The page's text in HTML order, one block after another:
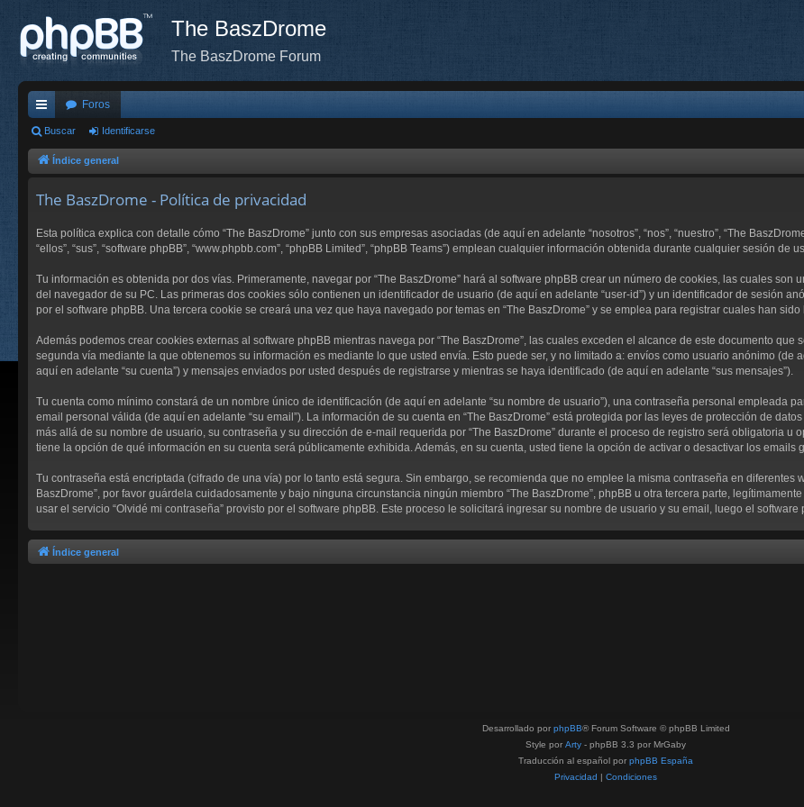
The BaszDrome
The BaszDrome Forum
nl
ac
pi
s
Foros
Buscar Identificarse
Índice general
The BaszDrome - Política de privacidad
Esta política explica con detalle cómo “The BaszDrome” junto con sus empresas asociadas (de aquí en adelante “nosotros”, “nos”, “nuestro”, “The
“ellos”, “sus”, “software phpBB”, “www.phpbb.com”, “phpBB Limited”, “phpBB Teams”) emplean cualquier información obtenida durante cualquier sesión de
Tu información es obtenida por dos vías. Primeramente, navegar por “The BaszDrome” hará al software phpBB crear un número de cookies, las cuales
del navegador de su PC. Las primeras dos cookies sólo contienen un identificador de usuario (de aquí en adelante “user-id”) y un identificador de sesión
por el software phpBB. Una tercera cookie se creará una vez que haya navegado por temas en “The BaszDrome” y se emplea para registrar cuales han
Además podemos crear cookies externas al software phpBB mientras navega por “The BaszDrome”, las cuales exceden el alcance de este documento
segunda vía mediante la que obtenemos su información es mediante lo que usted envía. Esto puede ser, y no limitado a: envíos como usuario anónimo (de
aquí en adelante “su cuenta”) y mensajes enviados por usted después de registrarse y mientras se haya identificado (de aquí en adelante “sus mensajes”).
Tu cuenta como mínimo constará de un nombre único de identificación (de aquí en adelante “su nombre de usuario”), una contraseña personal empleada
email personal válida (de aquí en adelante “su email”). La información de su cuenta en “The BaszDrome” está protegida por las leyes de protección de
más allá de su nombre de usuario, su contraseña y su dirección de e-mail requerida por “The BaszDrome” durante el proceso de registro será obligatoria u
tiene la opción de qué información en su cuenta será públicamente exhibida. Además, en su cuenta, usted tiene la opción de activar o desactivar los emails
Tu contraseña está encriptada (cifrado de una vía) por lo tanto está segura. Sin embargo, se recomienda que no emplee la misma contraseña en diferentes
BaszDrome”, por favor guárdela cuidadosamente y bajo ninguna circunstancia ningún miembro “The BaszDrome”, phpBB u otra tercera parte,
usar el servicio “Olvidé mi contraseña” provisto por el software phpBB. Este proceso le solicitará ingresar su nombre de usuario y su email, luego el
Índice general
Desarrollado por phpBB® Forum Software © phpBB Limited
Style por Arty - phpBB 3.3 por MrGaby
Traducción al español por phpBB España
Privacidad | Condiciones